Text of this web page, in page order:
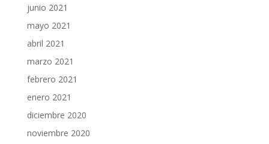
junio 2021
mayo 2021
abril 2021
marzo 2021
febrero 2021
enero 2021
diciembre 2020
noviembre 2020